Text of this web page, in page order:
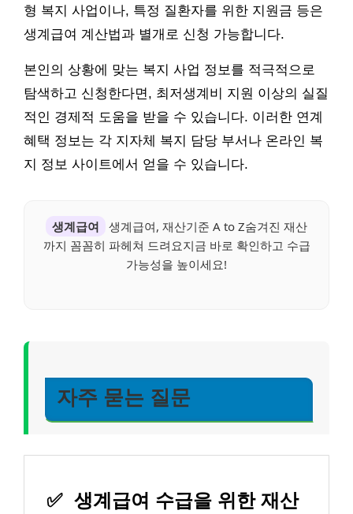
형 복지 사업이나, 특정 질환자를 위한 지원금 등은
생계급여 계산법과 별개로 신청 가능합니다.
본인의 상황에 맞는 복지 사업 정보를 적극적으로
탐색하고 신청한다면, 최저생계비 지원 이상의 실질
적인 경제적 도움을 받을 수 있습니다. 이러한 연계
혜택 정보는 각 지자체 복지 담당 부서나 온라인 복
지 정보 사이트에서 얻을 수 있습니다.
생계급여
생계급여, 재산기준 A to Z숨겨진 재산
까지 꼼꼼히 파헤쳐 드려요지금 바로 확인하고 수급
가능성을 높이세요!
자주 묻는 질문
✅ 생계급여 수급을 위한 재산